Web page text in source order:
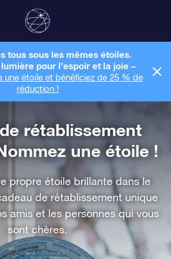
tous sous les mêmes étoiles.
pour l’espoir et la joie –
une étoile et bénéficiez de 25 % de
réduction !
rétablissement
une étoile !
propre étoile brillante dans le
de rétablissement unique
amis et les personnes qui vous
sont chères.